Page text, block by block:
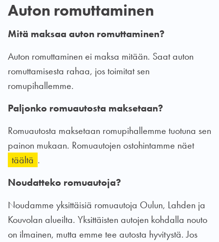
Auton romuttaminen
Mitä maksaa auton romuttaminen?
Auton romuttaminen ei maksa mitään. Saat auton
romuttamisesta rahaa, jos toimitat sen
romupihallemme.
Paljonko romuautosta maksetaan?
Romuautosta maksetaan romupihallemme tuotuna sen
painon mukaan. Romuautojen ostohintamme näet
täältä .
Noudatteko romuautoja?
Noudamme yksittäisiä romuautoja Oulun, Lahden ja
Kouvolan alueilta. Yksittäisten autojen kohdalla nouto
on ilmainen, mutta emme tee autosta hyvitystä. Jos